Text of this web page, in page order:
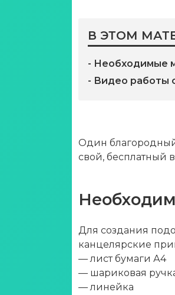
В ЭТОМ
- Необходимые
- Видео работы
Один
свой, бесплатный
Для создания
канцелярские
— лист бумаги А4
— шариковая
— линейка